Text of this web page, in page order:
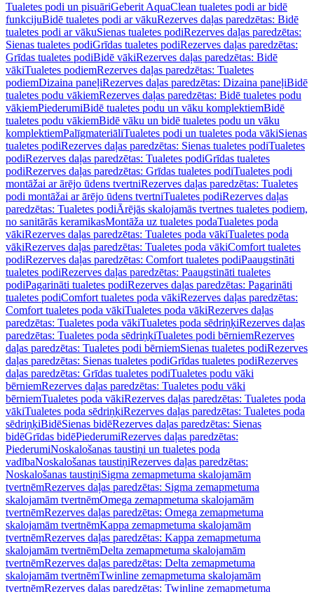
Tualetes podi un pisuāriGeberit AquaClean tualetes podi ar bidē
funkcijuBidē tualetes podi ar vākuRezerves daļas paredzētas: Bidē
tualetes podi ar vākuSienas tualetes podiRezerves daļas paredzētas:
Sienas tualetes podiGrīdas tualetes podiRezerves daļas paredzētas:
Grīdas tualetes podiBidē vākiRezerves daļas paredzētas: Bidē
vākiTualetes podiemRezerves daļas paredzētas: Tualetes
podiemDizaina paneļiRezerves daļas paredzētas: Dizaina paneļiBidē
tualetes podu vākiemRezerves daļas paredzētas: Bidē tualetes podu
vākiemPiederumiBidē tualetes podu un vāku komplektiemBidē
tualetes podu vākiemBidē vāku un bidē tualetes podu un vāku
komplektiemPalīgmateriāliTualetes podi un tualetes poda vākiSienas
tualetes podiRezerves daļas paredzētas: Sienas tualetes podiTualetes
podiRezerves daļas paredzētas: Tualetes podiGrīdas tualetes
podiRezerves daļas paredzētas: Grīdas tualetes podiTualetes podi
montāžai ar ārējo ūdens tvertniRezerves daļas paredzētas: Tualetes
podi montāžai ar ārējo ūdens tvertniTualetes podiRezerves daļas
paredzētas: Tualetes podiĀrējās skalojamās tvertnes tualetes podiem,
no sanitārās keramikasMontāža uz tualetes podaTualetes poda
vākiRezerves daļas paredzētas: Tualetes poda vākiTualetes poda
vākiRezerves daļas paredzētas: Tualetes poda vākiComfort tualetes
podiRezerves daļas paredzētas: Comfort tualetes podiPaaugstināti
tualetes podiRezerves daļas paredzētas: Paaugstināti tualetes
podiPagarināti tualetes podiRezerves daļas paredzētas: Pagarināti
tualetes podiComfort tualetes poda vākiRezerves daļas paredzētas:
Comfort tualetes poda vākiTualetes poda vākiRezerves daļas
paredzētas: Tualetes poda vākiTualetes poda sēdriņķiRezerves daļas
paredzētas: Tualetes poda sēdriņķiTualetes podi bērniemRezerves
daļas paredzētas: Tualetes podi bērniemSienas tualetes podiRezerves
daļas paredzētas: Sienas tualetes podiGrīdas tualetes podiRezerves
daļas paredzētas: Grīdas tualetes podiTualetes podu vāki
bērniemRezerves daļas paredzētas: Tualetes podu vāki
bērniemTualetes poda vākiRezerves daļas paredzētas: Tualetes poda
vākiTualetes poda sēdriņķiRezerves daļas paredzētas: Tualetes poda
sēdriņķiBidēSienas bidēRezerves daļas paredzētas: Sienas
bidēGrīdas bidēPiederumiRezerves daļas paredzētas:
PiederumiNoskalošanas taustiņi un tualetes poda
vadībaNoskalošanas taustiņiRezerves daļas paredzētas:
Noskalošanas taustiņiSigma zemapmetuma skalojamām
tvertnēmRezerves daļas paredzētas: Sigma zemapmetuma
skalojamām tvertnēmOmega zemapmetuma skalojamām
tvertnēmRezerves daļas paredzētas: Omega zemapmetuma
skalojamām tvertnēmKappa zemapmetuma skalojamām
tvertnēmRezerves daļas paredzētas: Kappa zemapmetuma
skalojamām tvertnēmDelta zemapmetuma skalojamām
tvertnēmRezerves daļas paredzētas: Delta zemapmetuma
skalojamām tvertnēmTwinline zemapmetuma skalojamām
tvertnēmRezerves daļas paredzētas: Twinline zemapmetuma